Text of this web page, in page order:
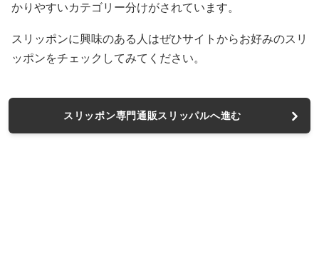
かりやすいカテゴリー分けがされています。
スリッポンに興味のある人はぜひサイトからお好みのスリ
ッポンをチェックしてみてください。
スリッポン専門通販スリッパルへ進む